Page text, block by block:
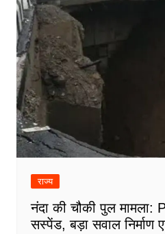
राज्य
नंदा की चौकी पुल मामला:
सस्पेंड, बड़ा सवाल निर्माण